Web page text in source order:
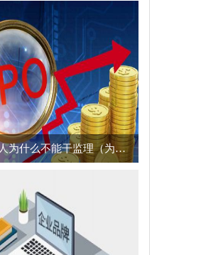
今日年轻人为什么不能干监理（为什么年轻人不适合干监理的真正原因）